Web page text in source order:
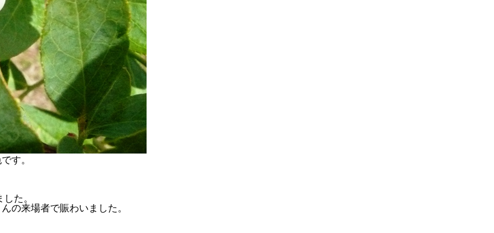
す。
た。
の来場者で賑わいました。